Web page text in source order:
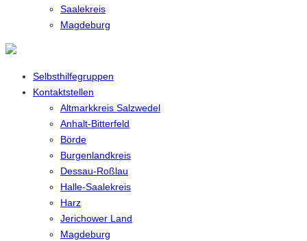
Saalekreis
Magdeburg
Selbsthilfegruppen
Kontaktstellen
Altmarkkreis Salzwedel
Anhalt-Bitterfeld
Börde
Burgenlandkreis
Dessau-Roßlau
Halle-Saalekreis
Harz
Jerichower Land
Magdeburg